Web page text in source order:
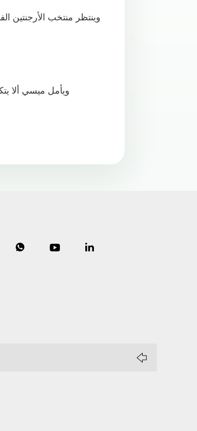
وينتظر منتخب الأرجنتين
ويأمل ميسي ألا